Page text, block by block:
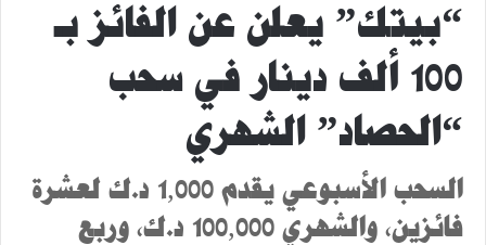
“بيتك” يعلن عن الفائز بـ
100 ألف دينار في سحب
“الحصاد” الشهري
السحب الأسبوعي يقدم 1,000 د.ك لعشرة
فائزين، والشهري 100,000 د.ك، وربع